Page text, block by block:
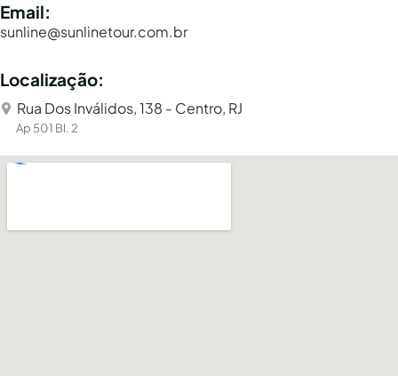
Email:
sunline@sunlinetour.com.br
Localização:
Rua Dos Inválidos, 138 - Centro, RJ
Ap 501 Bl. 2